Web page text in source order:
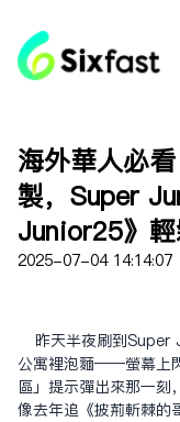
海外華人必
制，Super
Junior25》
2025-07-04 14:14:07
昨天半夜刷到Super
公寓裡泡麵——螢幕上
區」提示彈出來那一刻
像去年追《披荊斬棘的